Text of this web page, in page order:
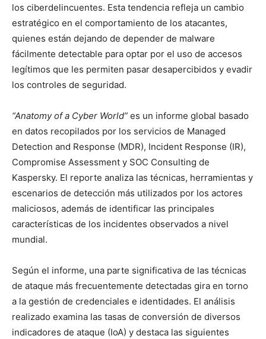
los ciberdelincuentes. Esta tendencia refleja un cambio
estratégico en el comportamiento de los atacantes,
quienes están dejando de depender de malware
fácilmente detectable para optar por el uso de accesos
legítimos que les permiten pasar desapercibidos y evadir
los controles de seguridad.
“Anatomy of a Cyber World” es un informe global basado
en datos recopilados por los servicios de Managed
Detection and Response (MDR), Incident Response (IR),
Compromise Assessment y SOC Consulting de
Kaspersky. El reporte analiza las técnicas, herramientas y
escenarios de detección más utilizados por los actores
maliciosos, además de identificar las principales
características de los incidentes observados a nivel
mundial.
Según el informe, una parte significativa de las técnicas
de ataque más frecuentemente detectadas gira en torno
a la gestión de credenciales e identidades. El análisis
realizado examina las tasas de conversión de diversos
indicadores de ataque (IoA) y destaca las siguientes